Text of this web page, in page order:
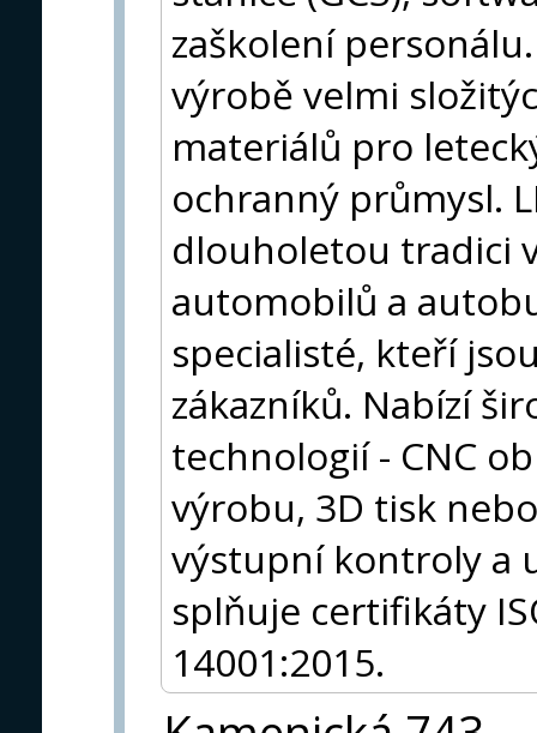
zaškolení
výrobě velmi
materiálů pro
ochranný průmysl.
dlouholetou tradici
automobilů a
specialisté, kteří
zákazníků. Nabízí
technologií - CNC
výrobu, 3D tisk
výstupní kontroly a
splňuje certifikáty
14001:2015.